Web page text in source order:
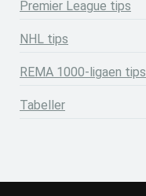
Premier League tips
NHL tips
REMA 1000-ligaen tips
Tabeller